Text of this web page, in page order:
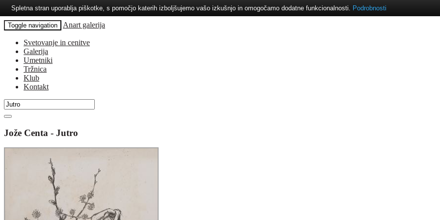
Toggle navigation Anart galerija
Svetovanje in cenitve
Galerija
Umetniki
Tržnica
Klub
Kontakt
Jože Centa - Jutro
Spletna stran uporablja piškotke, s pomočjo katerih izboljšujemo vašo izkušnjo in omogočamo dodatne funkcionalnosti. Podrobnosti